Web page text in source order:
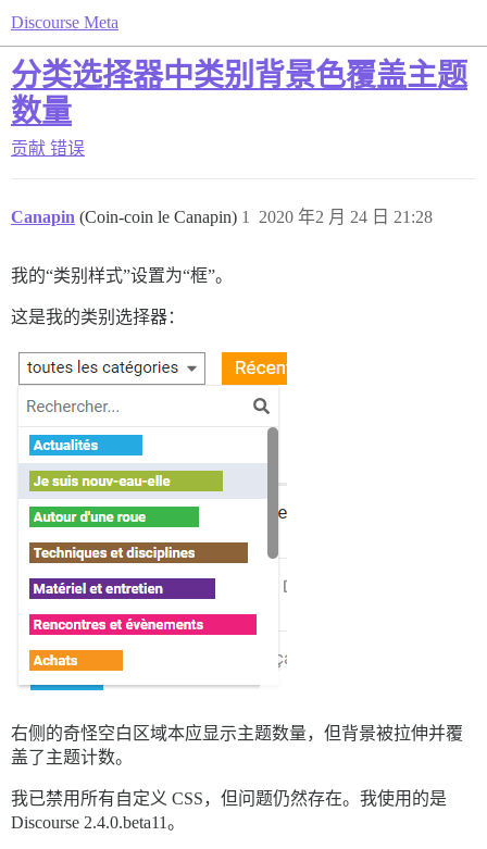
Discourse Meta
分类选择器中类别背景色覆盖主题
数量
贡献 错误
Canapin (Coin-coin le Canapin) 2020 年2 月 24 日 21:28
1
我的“类别样式”设置为“框”。
这是我的类别选择器：
右侧的奇怪空白区域本应显示主题数量，但背景被拉伸并覆
盖了主题计数。
我已禁用所有自定义 CSS，但问题仍然存在。我使用的是
Discourse 2.4.0.beta11。